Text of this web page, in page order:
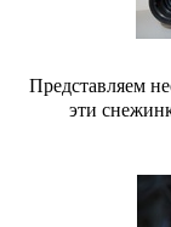
Представляем
эти